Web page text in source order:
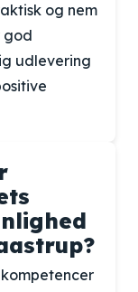
og nem
god
udlevering